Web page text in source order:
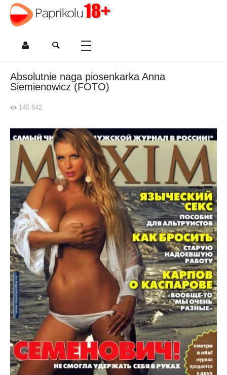
Absolutnie naga piosenkarka Anna
Siemienowicz (FOTO)
145 842